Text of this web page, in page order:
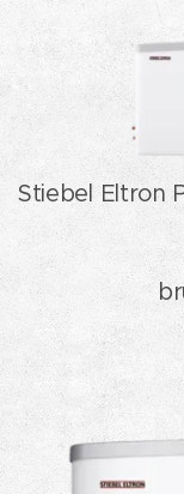
Stiebel Eltron